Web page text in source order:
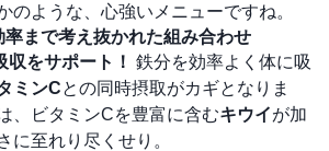
のような、心強いメニューですね。
まで考え抜かれた組み合わせ
収をサポート！ 鉄分を効率よく体に吸
ミンCとの同時摂取がカギとなりま
、ビタミンCを豊富に含むキウイが加
に至れり尽くせり。